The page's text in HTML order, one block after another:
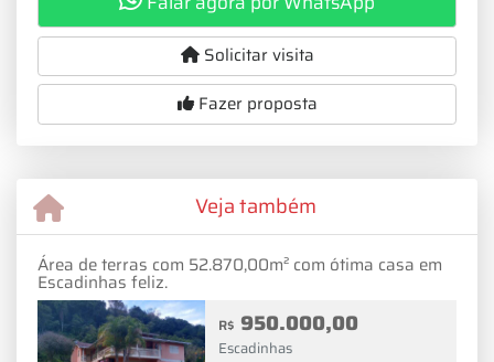
Solicitar visita
Fazer proposta
Veja também
Área de terras com 52.870,00m² com ótima casa em
Escadinhas feliz.
R$ 950.000,00
Escadinhas